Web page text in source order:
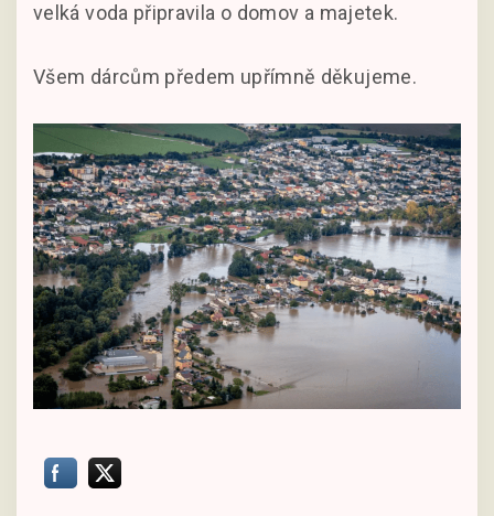
velká voda připravila o domov a majetek.
Všem dárcům předem upřímně děkujeme.